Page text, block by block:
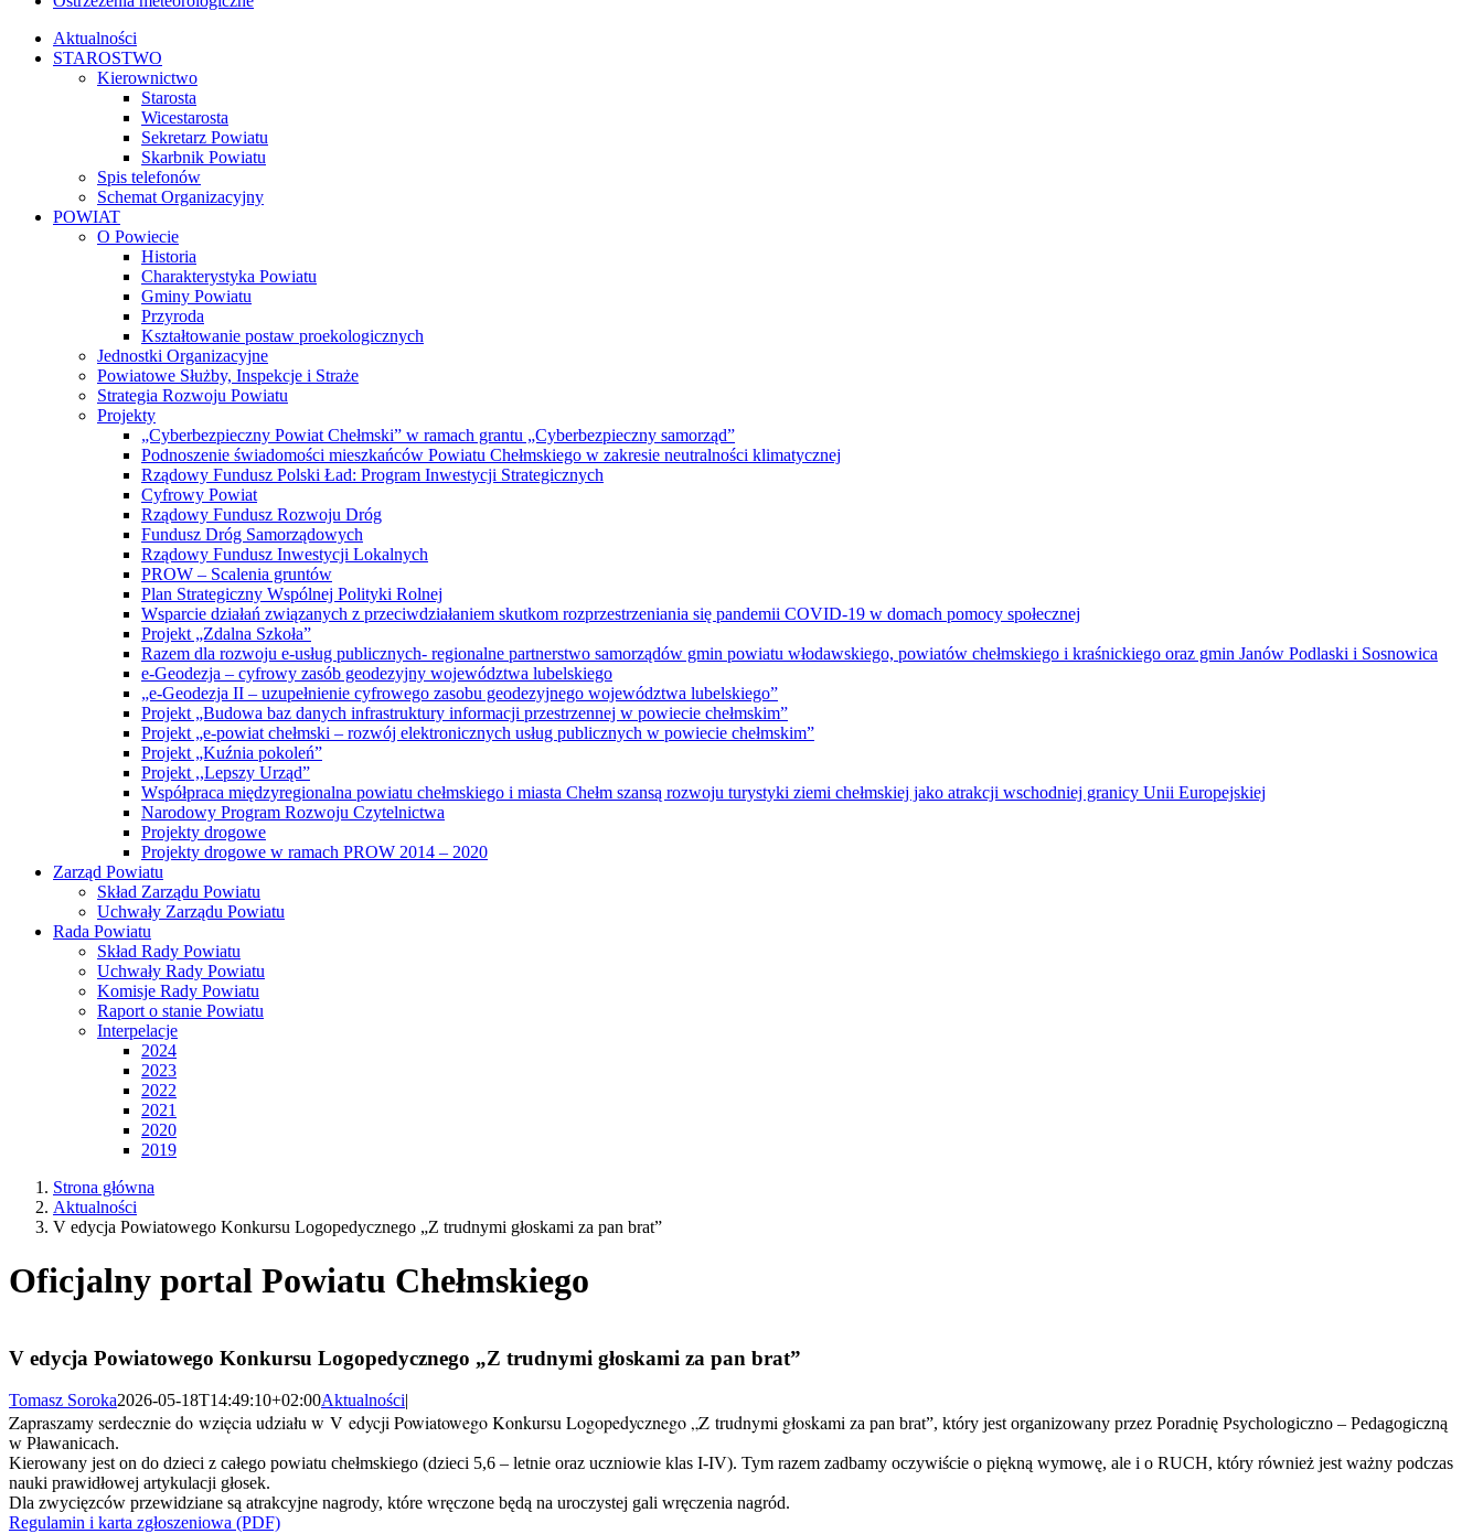
Aktualności
STAROSTWO
Kierownictwo
Starosta
Wicestarosta
Sekretarz Powiatu
Skarbnik Powiatu
Spis telefonów
Schemat Organizacyjny
POWIAT
O Powiecie
Historia
Charakterystyka Powiatu
Gminy Powiatu
Przyroda
Kształtowanie postaw proekologicznych
Jednostki Organizacyjne
Powiatowe Służby, Inspekcje i Straże
Strategia Rozwoju Powiatu
Projekty
„Cyberbezpieczny Powiat Chełmski” w ramach grantu „Cyberbezpieczny samorząd”
Podnoszenie świadomości mieszkańców Powiatu Chełmskiego w zakresie neutralności klimatycznej
Rządowy Fundusz Polski Ład: Program Inwestycji Strategicznych
Cyfrowy Powiat
Rządowy Fundusz Rozwoju Dróg
Fundusz Dróg Samorządowych
Rządowy Fundusz Inwestycji Lokalnych
PROW – Scalenia gruntów
Plan Strategiczny Wspólnej Polityki Rolnej
Wsparcie działań związanych z przeciwdziałaniem skutkom rozprzestrzeniania się pandemii COVID-19 w domach pomocy społecznej
Projekt „Zdalna Szkoła”
Razem dla rozwoju e-usług publicznych- regionalne partnerstwo samorządów gmin powiatu włodawskiego, powiatów chełmskiego i kraśnickiego oraz gmin Janów Podlaski i Sosnowica
e-Geodezja – cyfrowy zasób geodezyjny województwa lubelskiego
„e-Geodezja II – uzupełnienie cyfrowego zasobu geodezyjnego województwa lubelskiego”
Projekt „Budowa baz danych infrastruktury informacji przestrzennej w powiecie chełmskim”
Projekt „e-powiat chełmski – rozwój elektronicznych usług publicznych w powiecie chełmskim”
Projekt „Kuźnia pokoleń”
Projekt ,,Lepszy Urząd”
Współpraca międzyregionalna powiatu chełmskiego i miasta Chełm szansą rozwoju turystyki ziemi chełmskiej jako atrakcji wschodniej granicy Unii Europejskiej
Narodowy Program Rozwoju Czytelnictwa
Projekty drogowe
Projekty drogowe w ramach PROW 2014 – 2020
Zarząd Powiatu
Skład Zarządu Powiatu
Uchwały Zarządu Powiatu
Rada Powiatu
Skład Rady Powiatu
Uchwały Rady Powiatu
Komisje Rady Powiatu
Raport o stanie Powiatu
Interpelacje
2024
2023
2022
2021
2020
2019
Strona główna
Aktualności
V edycja Powiatowego Konkursu Logopedycznego „Z trudnymi głoskami za pan brat”
Oficjalny portal Powiatu Chełmskiego
V edycja Powiatowego Konkursu Logopedycznego „Z trudnymi głoskami za pan brat”
Tomasz Soroka2026-05-18T14:49:10+02:00Aktualności|
Zapraszamy serdecznie do wzięcia udziału w V edycji Powiatowego Konkursu Logopedycznego „Z trudnymi głoskami za pan brat”, który jest organizowany przez Poradnię Psychologiczno – Pedagogiczną
w Pławanicach.
Kierowany jest on do dzieci z całego powiatu chełmskiego (dzieci 5,6 – letnie oraz uczniowie klas I-IV). Tym razem zadbamy oczywiście o piękną wymowę, ale i o RUCH, który również jest ważny podczas
nauki prawidłowej artykulacji głosek.
Dla zwycięzców przewidziane są atrakcyjne nagrody, które wręczone będą na uroczystej gali wręczenia nagród.
Regulamin i karta zgłoszeniowa (PDF)